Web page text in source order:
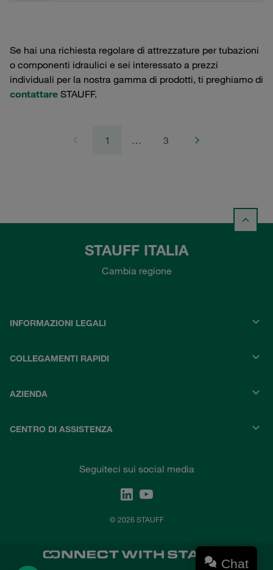
Se hai una richiesta regolare di attrezzature per tubazioni
o componenti idraulici e sei interessato a prezzi
individuali per la nostra gamma di prodotti, ti preghiamo di
contattare STAUFF.
1 … 3
STAUFF ITALIA
Cambia regione
INFORMAZIONI LEGALI
COLLEGAMENTI RAPIDI
AZIENDA
CENTRO DI ASSISTENZA
Seguiteci sui social media
© 2026 STAUFF
Chat